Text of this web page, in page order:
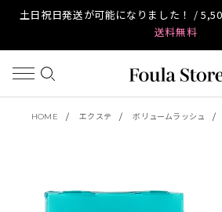
土日祝日発送が可能になりました！ /
送料無料
HOME エクステ ボリュームラッシュ